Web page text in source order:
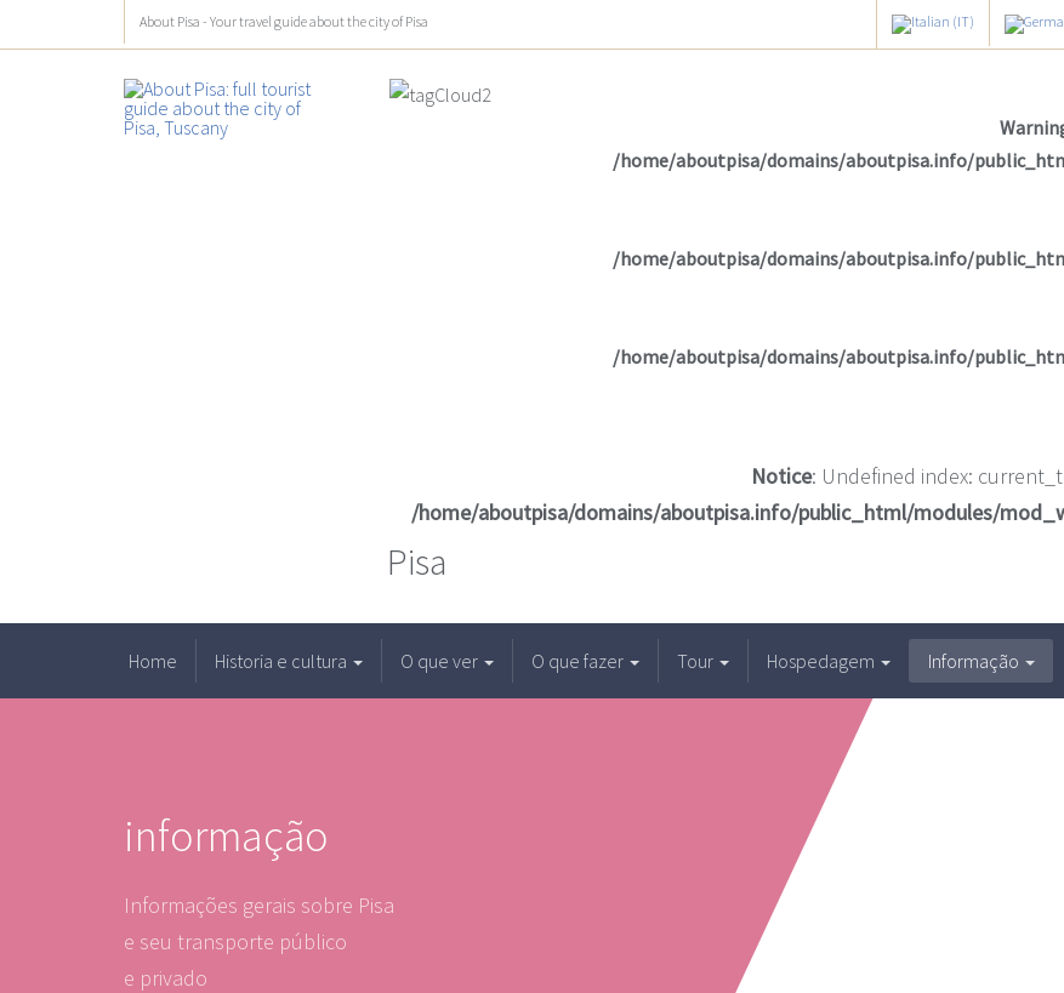
About Pisa - Your travel guide about the city of Pisa
/home/aboutpisa/domains/aboutpisa.info/
/home/aboutpisa/domains/aboutpisa.info/
/home/aboutpisa/domains/aboutpisa.info/
Notice: Undefined index:
/home/aboutpisa/domains/aboutpisa.info/public_html/modules/
Pisa
Home Historia e cultura O que ver O que fazer Tour Hospedagem Informação
informação
Informações gerais sobre Pisa
e seu transporte público
e privado